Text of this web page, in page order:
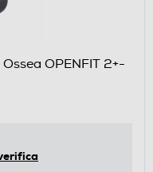
OPENFIT 2+-